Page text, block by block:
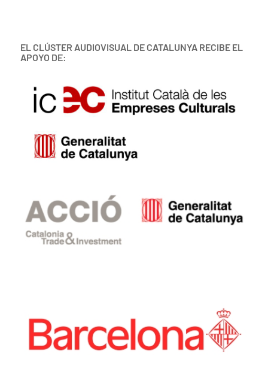
EL CLÚSTER AUDIOVISUAL DE CATALUNYA RECIBE EL
APOYO DE: